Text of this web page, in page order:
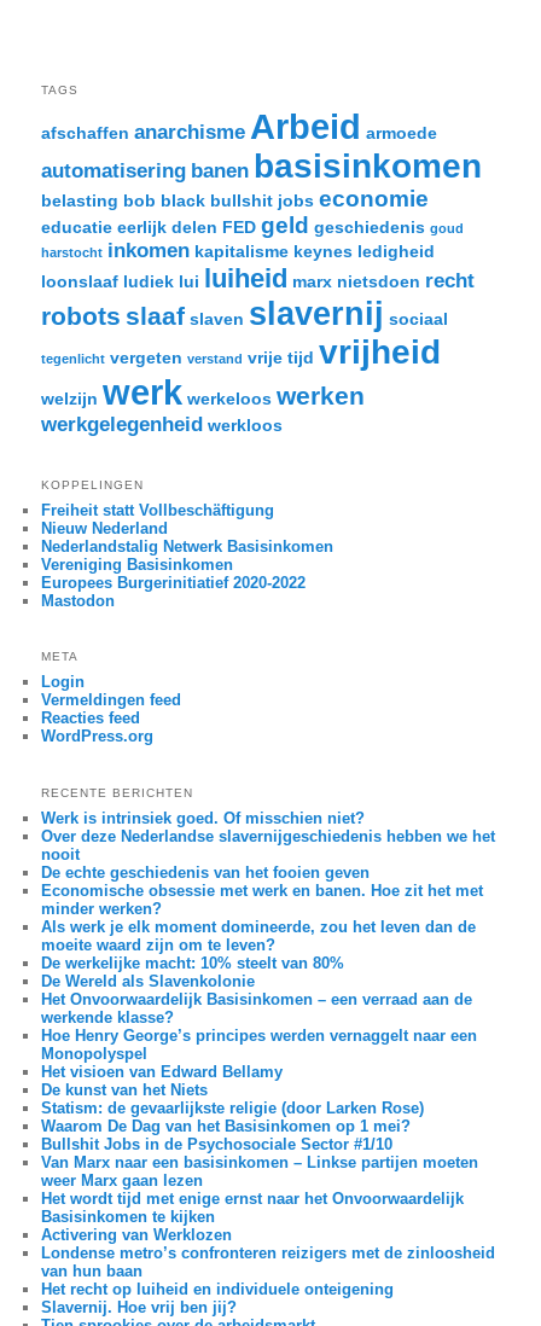
TAGS
afschaffen anarchisme Arbeid armoede
automatisering banen basisinkomen
belasting bob black bullshit jobs economie
educatie eerlijk delen FED geld geschiedenis goud
harstocht inkomen kapitalisme keynes ledigheid
loonslaaf ludiek lui luiheid marx nietsdoen recht
robots slaaf slaven slavernij sociaal
tegenlicht vergeten verstand vrije tijd vrijheid
welzijn werk werkeloos werken
werkgelegenheid werkloos
KOPPELINGEN
Freiheit statt Vollbeschäftigung
Nieuw Nederland
Nederlandstalig Netwerk Basisinkomen
Vereniging Basisinkomen
Europees Burgerinitiatief 2020-2022
Mastodon
META
Login
Vermeldingen feed
Reacties feed
WordPress.org
RECENTE BERICHTEN
Werk is intrinsiek goed. Of misschien niet?
Over deze Nederlandse slavernijgeschiedenis hebben we het
nooit
De echte geschiedenis van het fooien geven
Economische obsessie met werk en banen. Hoe zit het met
minder werken?
Als werk je elk moment domineerde, zou het leven dan de
moeite waard zijn om te leven?
De werkelijke macht: 10% steelt van 80%
De Wereld als Slavenkolonie
Het Onvoorwaardelijk Basisinkomen – een verraad aan de
werkende klasse?
Hoe Henry George’s principes werden vernaggelt naar een
Monopolyspel
Het visioen van Edward Bellamy
De kunst van het Niets
Statism: de gevaarlijkste religie (door Larken Rose)
Waarom De Dag van het Basisinkomen op 1 mei?
Bullshit Jobs in de Psychosociale Sector #1/10
Van Marx naar een basisinkomen – Linkse partijen moeten
weer Marx gaan lezen
Het wordt tijd met enige ernst naar het Onvoorwaardelijk
Basisinkomen te kijken
Activering van Werklozen
Londense metro’s confronteren reizigers met de zinloosheid
van hun baan
Het recht op luiheid en individuele onteigening
Slavernij. Hoe vrij ben jij?